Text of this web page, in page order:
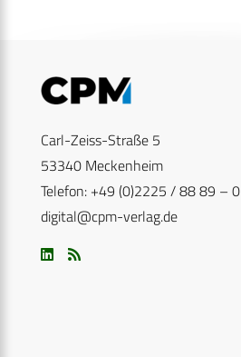
Carl-Zeiss-Straße 5
53340 Meckenheim
Telefon: +49 (0)2225 / 88 89 – 0
digital@cpm-verlag.de